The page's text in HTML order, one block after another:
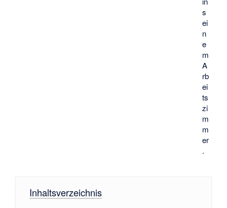
s
ei
n
e
m
A
rb
ei
ts
zi
m
m
er
.
Inhaltsverzeichnis